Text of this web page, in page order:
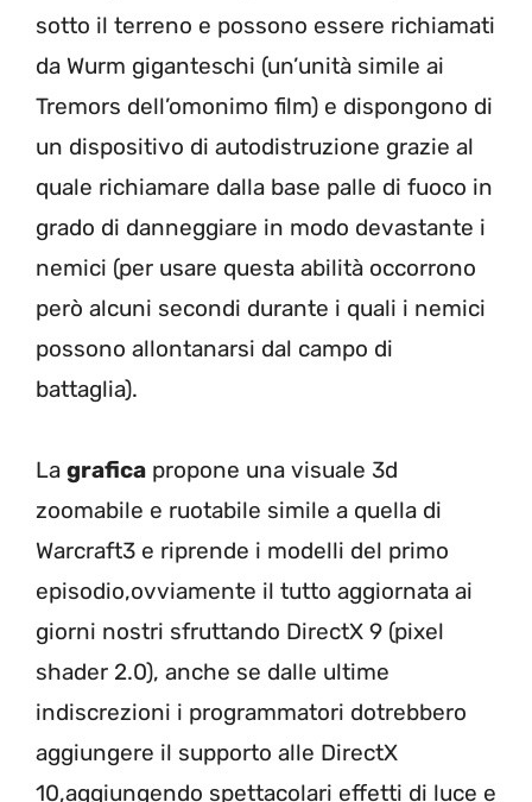
sotto il terreno e possono essere richiamati
da Wurm giganteschi (un’unità simile ai
Tremors dell’omonimo film) e dispongono di
un dispositivo di autodistruzione grazie al
quale richiamare dalla base palle di fuoco in
grado di danneggiare in modo devastante i
nemici (per usare questa abilità occorrono
però alcuni secondi durante i quali i nemici
possono allontanarsi dal campo di
battaglia).
La grafica propone una visuale 3d
zoomabile e ruotabile simile a quella di
Warcraft3 e riprende i modelli del primo
episodio,ovviamente il tutto aggiornata ai
giorni nostri sfruttando DirectX 9 (pixel
shader 2.0), anche se dalle ultime
indiscrezioni i programmatori dotrebbero
aggiungere il supporto alle DirectX
10,aggiungendo spettacolari effetti di luce e